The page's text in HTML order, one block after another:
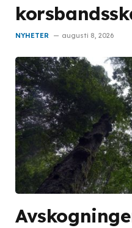
NYHETER augusti 8, 2026